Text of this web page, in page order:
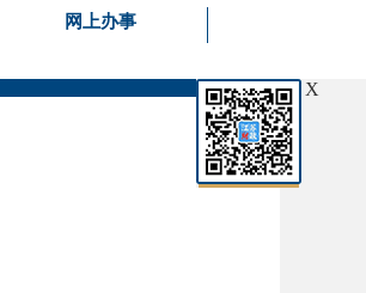
网上办事
X